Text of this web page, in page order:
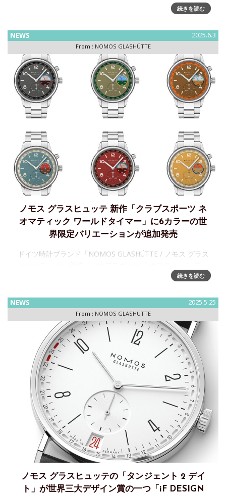
イ ネオマティック 38 デイト」が登場「ノモス グラスヒュッ
続きを読む
NEWS 2025.6.3
From : NOMOS GLASHÜTTE
ノモス グラスヒュッテ 新作「クラブスポーツ ネ
オマティック ワールドタイマー」に6カラーの世
界限定バリエーションが追加発売
ドイツ時計ブランド「NOMOS GLASHÜTTE / ノモス グラス
ルドタイマー」の世界限定 6カラーのバリエーションを追加
続きを読む
NEWS 2025.5.25
From : NOMOS GLASHÜTTE
ノモス グラスヒュッテの「タンジェント 2 デイ
ト」が世界三大デザイン賞の⼀つ「iF DESIGN